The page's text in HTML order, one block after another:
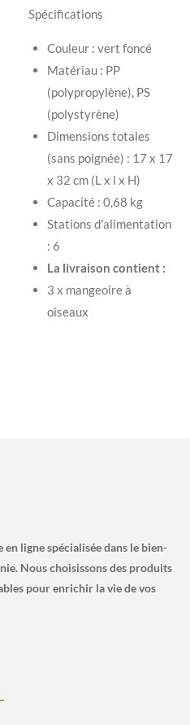
Spécifications
Couleur : vert foncé
Matériau : PP
(polypropylène), PS
(polystyrène)
Dimensions totales
(sans poignée) : 17 x 17
x 32 cm (L x l x H)
Capacité : 0,68 kg
Stations d'alimentation
: 6
La livraison contient :
3 x mangeoire à
oiseaux
ligne spécialisée dans le bien-
Nous choisissons des produits
pour enrichir la vie de vos